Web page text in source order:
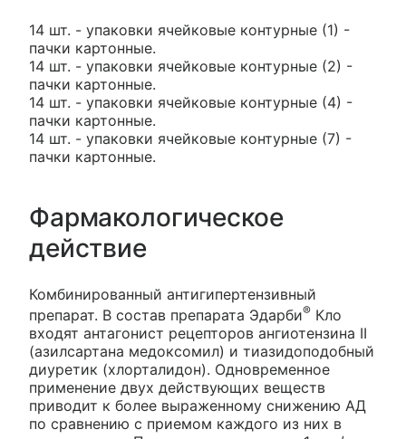
14 шт. - упаковки ячейковые контурные (1) -
пачки картонные.
14 шт. - упаковки ячейковые контурные (2) -
пачки картонные.
14 шт. - упаковки ячейковые контурные (4) -
пачки картонные.
14 шт. - упаковки ячейковые контурные (7) -
пачки картонные.
Фармакологическое
действие
Комбинированный антигипертензивный
препарат. В состав препарата Эдарби® Кло
входят антагонист рецепторов ангиотензина II
(азилсартана медоксомил) и тиазидоподобный
диуретик (хлорталидон). Одновременное
применение двух действующих веществ
приводит к более выраженному снижению АД
по сравнению с приемом каждого из них в